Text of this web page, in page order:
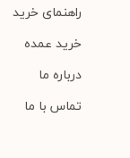
راهنمای خرید
خرید عمده
درباره ما
تماس با ما